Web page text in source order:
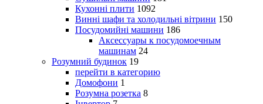
Кухонні плити 1092
Винні шафи та холодильні вітрини 150
Посудомийні машини 186
Аксессуары к посудомоечным
машинам 24
Розумний будинок 19
перейти в категорию
Домофони 1
Розумна розетка 8